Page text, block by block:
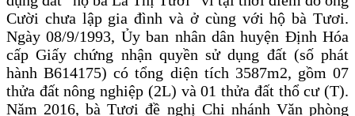
Cười chưa lập gia đình và ở cùng với hộ bà Tươi.
Ngày 08/9/1993, Ủy ban nhân dân huyện Định Hóa
cấp Giấy chứng nhận quyền sử dụng đất (số phát
hành B614175) có tổng diện tích 3587m2, gồm 07
thửa đất nông nghiệp (2L) và 01 thửa đất thổ cư (T).
Năm 2016, bà Tươi đề nghị Chi nhánh Văn phòng